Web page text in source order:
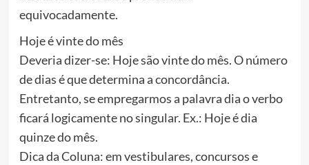
equivocadamente.
Hoje é vinte do mês
Deveria dizer-se: Hoje são vinte do mês. O número
de dias é que determina a concordância.
Entretanto, se empregarmos a palavra dia o verbo
ficará logicamente no singular. Ex.: Hoje é dia
quinze do mês.
Dica da Coluna: em vestibulares, concursos e